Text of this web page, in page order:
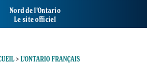
Nord de l'Ontario
Le site officiel
> L'ONTARIO FRANÇAIS